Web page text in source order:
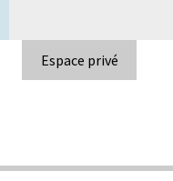
Espace privé